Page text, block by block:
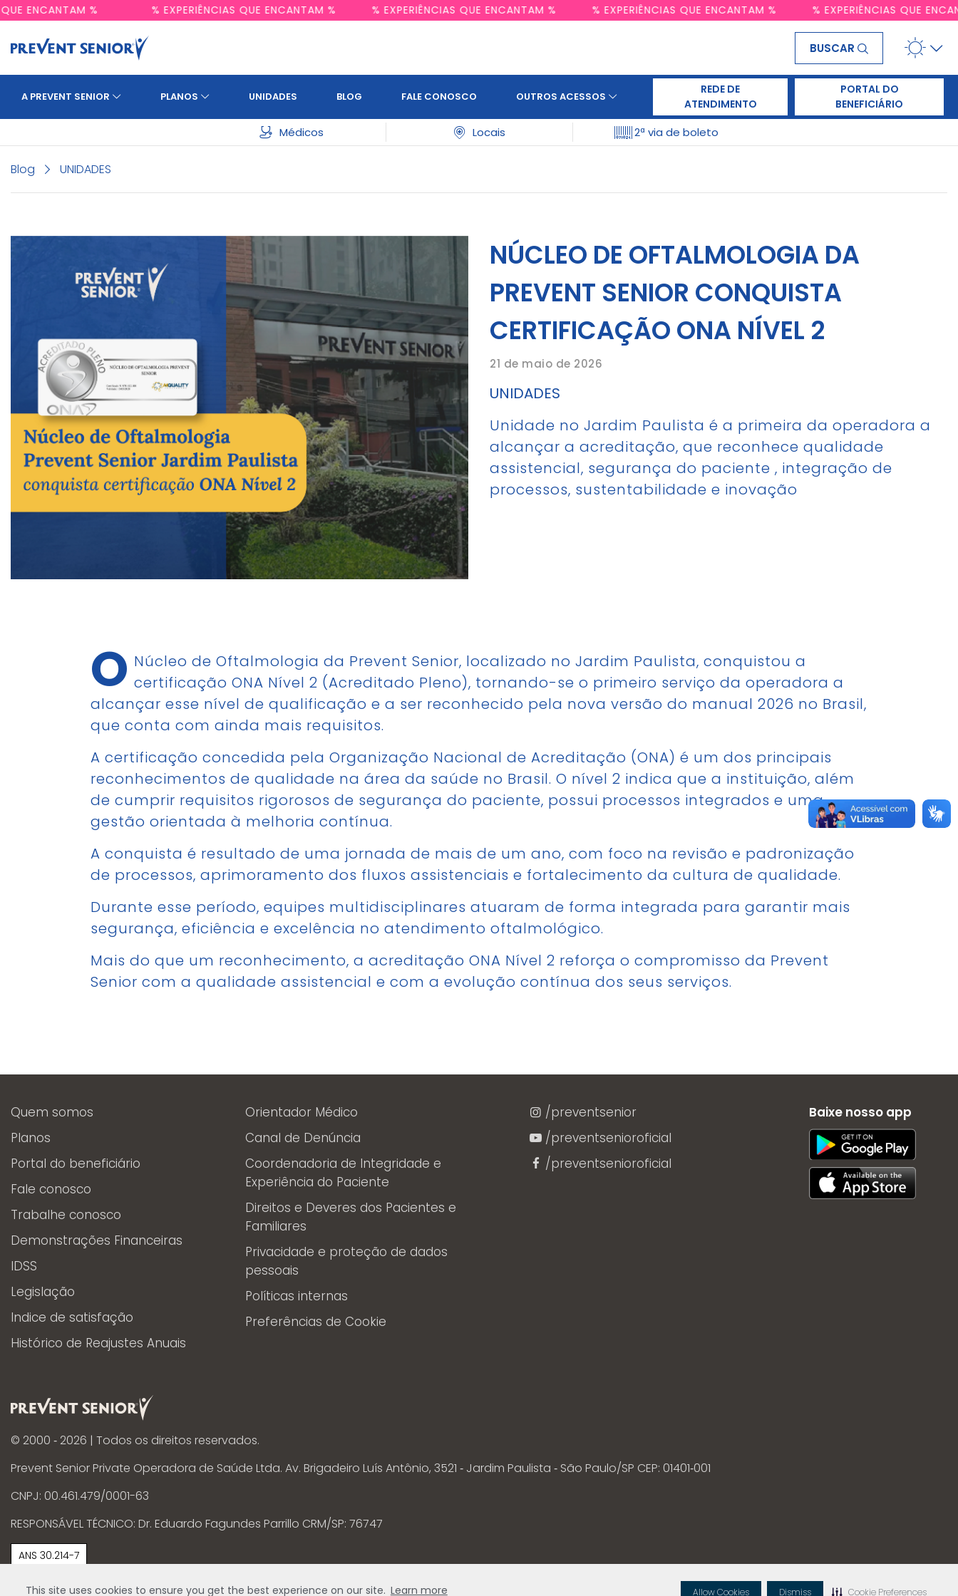
This site uses cookies to ensure you get the best experience on our site. Learn more Allow Cookies Dismiss Cookie Preferences
QUE ENCANTAM % % EXPERIÊNCIAS QUE ENCANTAM % % EXPERIÊNCIAS QUE ENCANTAM % % EXPERIÊNCIAS QUE ENCANTAM % % EXPERIÊNCIAS QUE
BUSCAR
A PREVENT SENIOR PLANOS UNIDADES BLOG FALE CONOSCO OUTROS ACESSOS
REDE DE
ATENDIMENTO
PORTAL DO
BENEFICIÁRIO
Médicos Locais 2ª via de boleto
Blog UNIDADES
NÚCLEO DE OFTALMOLOGIA DA
PREVENT SENIOR CONQUISTA
CERTIFICAÇÃO ONA NÍVEL 2
21 de maio de 2026
UNIDADES
Unidade no Jardim Paulista é a primeira da operadora a
alcançar a acreditação, que reconhece qualidade
assistencial, segurança do paciente , integração de
processos, sustentabilidade e inovação
O Núcleo de Oftalmologia da Prevent Senior, localizado no Jardim Paulista, conquistou a
certificação ONA Nível 2 (Acreditado Pleno), tornando-se o primeiro serviço da operadora a
alcançar esse nível de qualificação e a ser reconhecido pela nova versão do manual 2026 no Brasil,
que conta com ainda mais requisitos.
A certificação concedida pela Organização Nacional de Acreditação (ONA) é um dos principais
reconhecimentos de qualidade na área da saúde no Brasil. O nível 2 indica que a instituição, além
de cumprir requisitos rigorosos de segurança do paciente, possui processos integrados e uma
gestão orientada à melhoria contínua.
A conquista é resultado de uma jornada de mais de um ano, com foco na revisão e padronização
de processos, aprimoramento dos fluxos assistenciais e fortalecimento da cultura de qualidade.
Durante esse período, equipes multidisciplinares atuaram de forma integrada para garantir mais
segurança, eficiência e excelência no atendimento oftalmológico.
Mais do que um reconhecimento, a acreditação ONA Nível 2 reforça o compromisso da Prevent
Senior com a qualidade assistencial e com a evolução contínua dos seus serviços.
Quem somos
Planos
Portal do beneficiário
Fale conosco
Trabalhe conosco
Demonstrações Financeiras
IDSS
Legislação
Indice de satisfação
Histórico de Reajustes Anuais
Orientador Médico
Canal de Denúncia
Coordenadoria de Integridade e
Experiência do Paciente
Direitos e Deveres dos Pacientes e
Familiares
Privacidade e proteção de dados
pessoais
Políticas internas
Preferências de Cookie
/preventsenior
/preventsenioroficial
/preventsenioroficial
Baixe nosso app
© 2000 ‐ 2026 | Todos os direitos reservados.
Prevent Senior Private Operadora de Saúde Ltda. Av. Brigadeiro Luís Antônio, 3521 ‐ Jardim Paulista ‐ São Paulo/SP CEP: 01401‐001
CNPJ: 00.461.479/0001-63
RESPONSÁVEL TÉCNICO: Dr. Eduardo Fagundes Parrillo CRM/SP: 76747
ANS 30.214-7